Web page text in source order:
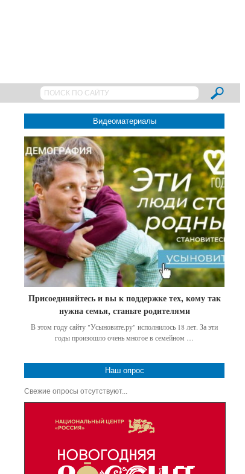
Видеоматериалы
Присоединяйтесь и вы к поддержке тех, кому так
нужна семья, станьте родителями
В этом году сайту "Усыновите.ру" исполнилось 18 лет. За эти
годы произошло очень многое в семейном …
Наш опрос
Свежие опросы отсутствуют...